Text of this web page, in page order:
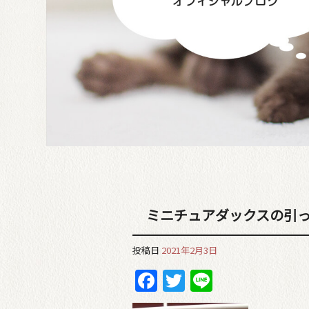
ミニチュアダックスの引
投稿日 2021年2月3日
Facebook
Twitter